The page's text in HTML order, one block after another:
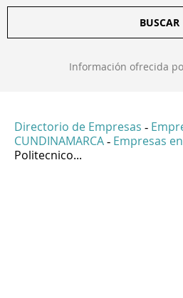
BUSCAR
Información ofrecida
Directorio de Empresas -
CUNDINAMARCA - Empresas
Politecnico...